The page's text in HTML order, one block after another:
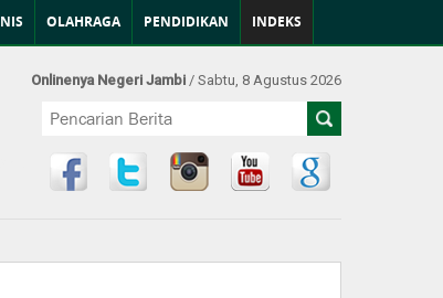
OLAHRAGA PENDIDIKAN INDEKS
Onlinenya Negeri Jambi / Sabtu, 8 Agustus 2026